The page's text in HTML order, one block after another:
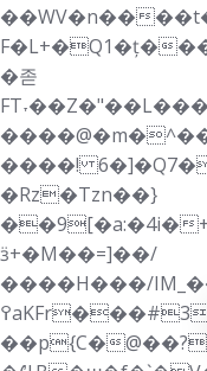
��WV�n��
F�L+�Q1�ț�
�졷
����!
�Rz�Tzn��}
��9[�a:�4i�
ӟ+�M��=]��/
����H���/
߉aKFr���#3ya��Y�`yK;X
��p{C�@��?